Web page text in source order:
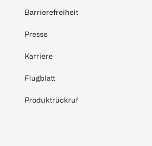
Barrierefreiheit
Presse
Karriere
Flugblatt
Produktrückruf